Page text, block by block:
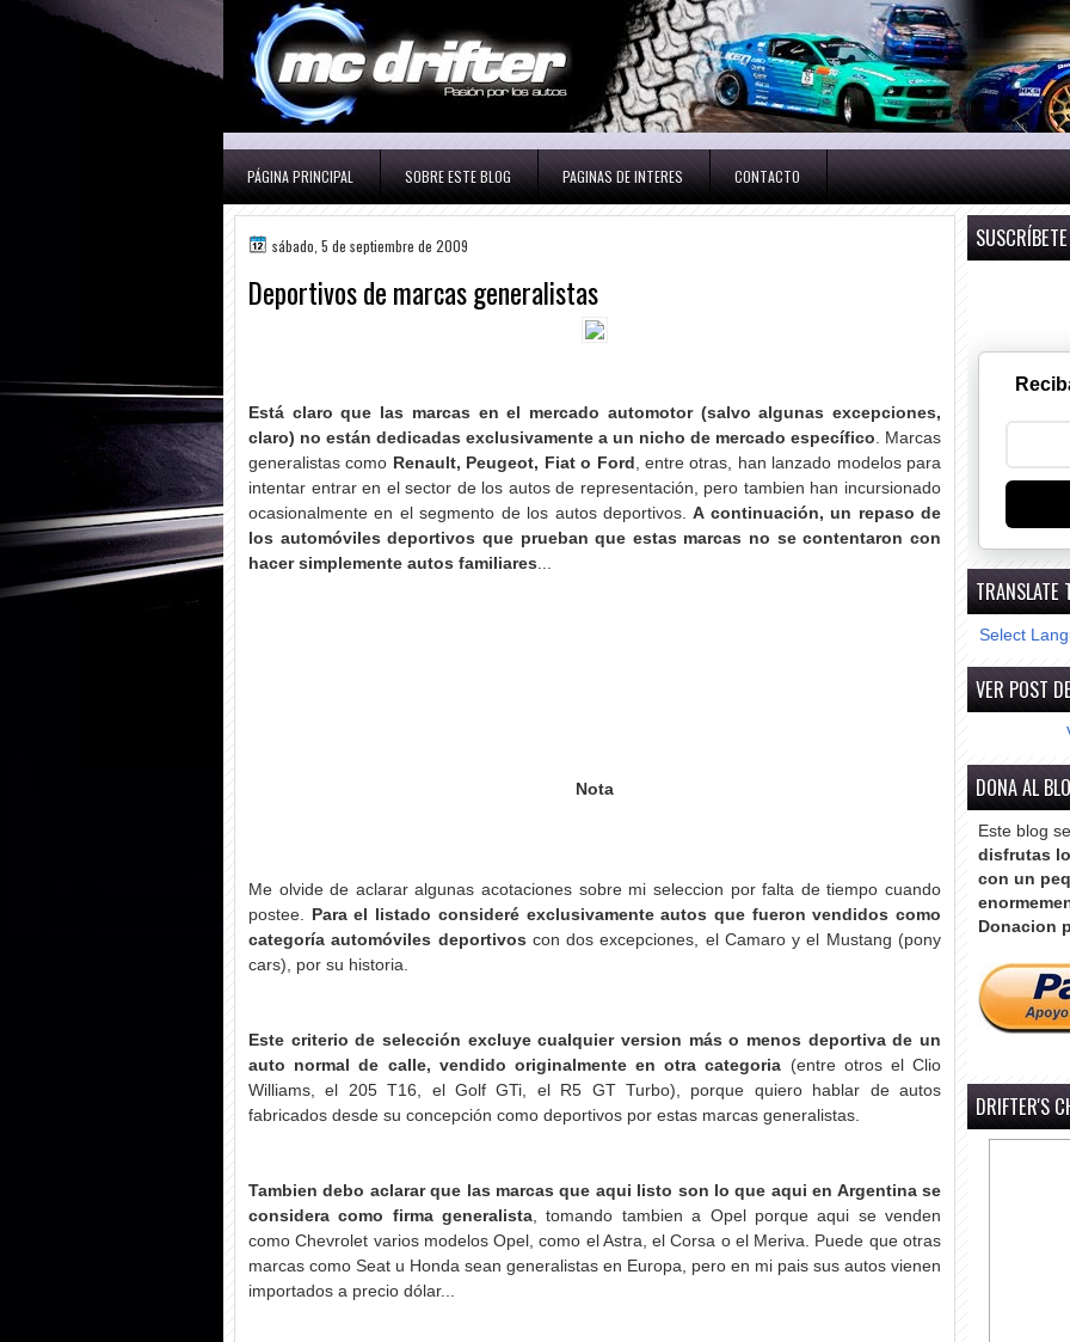
PÁGINA PRINCIPAL SOBRE ESTE BLOG PAGINAS DE INTERES CONTACTO
sábado, 5 de septiembre de 2009
Deportivos de marcas generalistas
Está claro que las marcas en el mercado automotor (salvo algunas excepciones,
claro) no están dedicadas exclusivamente a un nicho de mercado específico . Marcas
generalistas como Renault, Peugeot, Fiat o Ford
, entre otras, han lanzado modelos para
intentar entrar en el sector de los autos de representación, pero tambien han incursionado
ocasionalmente en el segmento de los autos deportivos.A continuación, un repaso de
los automóviles deportivos que prueban que estas marcas no se contentaron con
hacer simplemente autos familiares
Nota
Me olvide de aclarar algunas acotaciones sobre mi seleccion por falta de tiempo cuando
postee.
Para el listado consideré exclusivamente autos que fueron vendidos como
categoría automóviles deportivos con dos excepciones, el Camaro y el Mustang (pony
cars), por su historia.
Este criterio de selección excluye cualquier version más o menos deportiva de un
auto normal de calle, vendido originalmente en otra categoria (entre otros el Clio
Williams, el 205 T16, el Golf GTi, el R5 GT Turbo), porque quiero hablar de autos
fabricados desde su concepción como deportivos por estas marcas generalistas.
Tambien debo aclarar que las marcas que aqui listo son lo que aqui en Argentina se
considera como firma generalista , tomando tambien a Opel porque aqui se venden
como Chevrolet varios modelos Opel, como el Astra, el Corsa o el Meriva. Puede que otras
marcas como Seat u Honda sean generalistas en Europa, pero en mi pais sus autos vienen
importados a precio dólar...
TRANSLATE
Select
VER POST
DONA AL
Este blog
disfrutas
con un
Donacion
DRIFTER'S